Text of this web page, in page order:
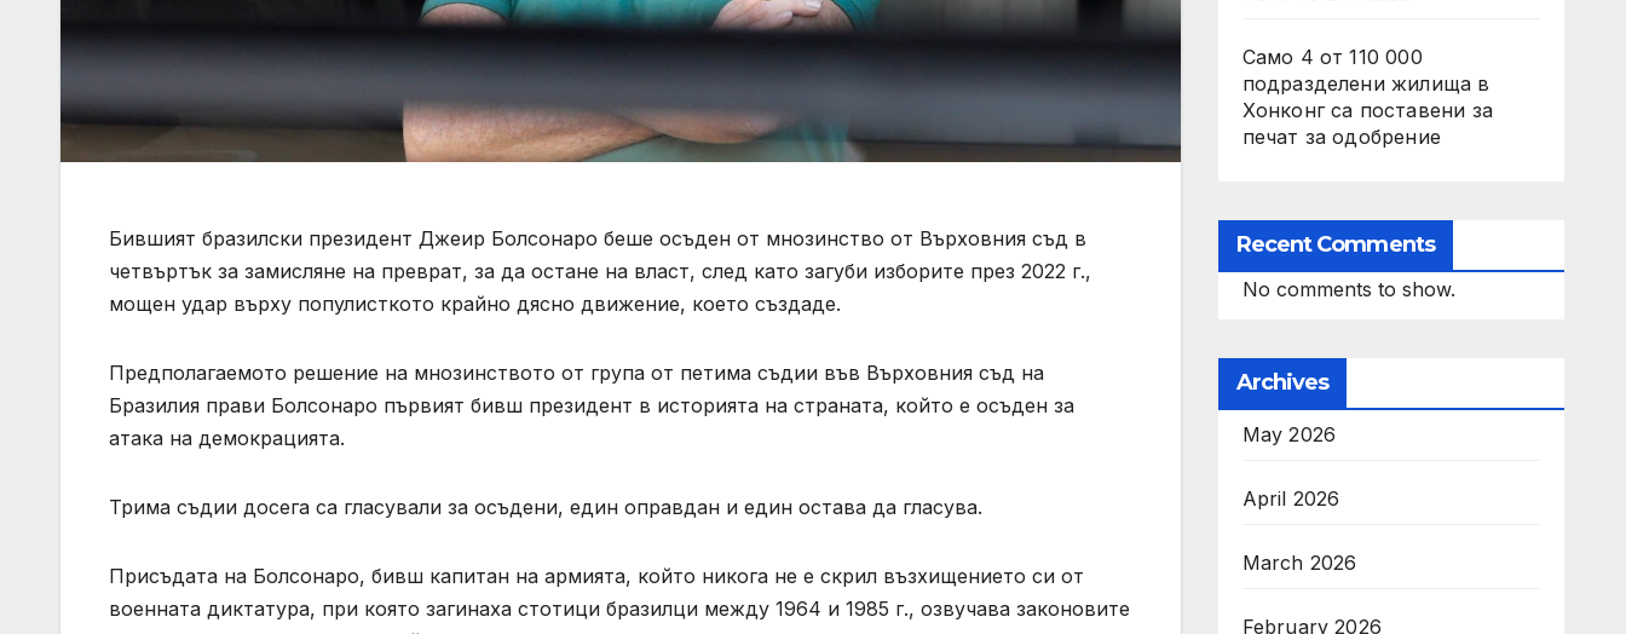
Бившият бразилски президент Джеир Болсонаро беше осъден от мнозинство от Върховния съд в
четвъртък за замисляне на преврат, за да остане на власт, след като загуби изборите през 2022 г.,
мощен удар върху популисткото крайно дясно движение, което създаде.
Предполагаемото решение на мнозинството от група от петима съдии във Върховния съд на
Бразилия прави Болсонаро първият бивш президент в историята на страната, който е осъден за
атака на демокрацията.
Трима съдии досега са гласували за осъдени, един оправдан и един остава да гласува.
Присъдата на Болсонаро, бивш капитан на армията, който никога не е скрил възхищението си от
военната диктатура, при която загинаха стотици бразилци между 1964 и 1985 г., озвучава законовите
Само 4 от 110 000
подразделени жилища в
Хонконг са поставени за
печат за одобрение
Recent Comments
No comments to show.
Archives
May 2026
April 2026
March 2026
February 2026